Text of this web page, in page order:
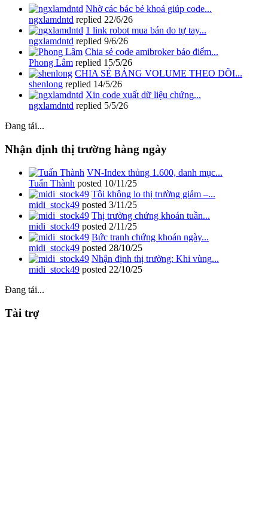
Nhờ các bác bẻ khoá giúp code...
ngxlamdntd replied 22/6/26
1 link robot mua bán do tự tay...
ngxlamdntd replied 9/6/26
Chia sẻ code amibroker báo điểm...
Phong Lâm replied 15/5/26
CHIA SẺ BẢNG VOLUME THEO DÕI...
shenlong replied 14/5/26
Xin code xuất dữ liệu chứng...
ngxlamdntd replied 5/5/26
Đang tải...
Nhận định thị trường hàng ngày
VN-Index thủng 1.600, danh mục...
Tuấn Thành posted 10/11/25
Tôi không lo thị trường giảm –...
midi_stock49 posted 3/11/25
Thị trường chứng khoán tuần...
midi_stock49 posted 2/11/25
Bức tranh chứng khoán ngày...
midi_stock49 posted 28/10/25
Nhận định thị trường: Khi vùng...
midi_stock49 posted 22/10/25
Đang tải...
Tài trợ